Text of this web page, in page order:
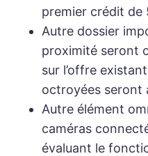
premier crédit de
Autre dossier
proximité seront
sur l’offre
octroyées seront
Autre élément
caméras
évaluant le